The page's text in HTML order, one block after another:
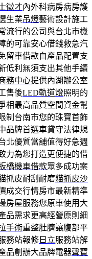
徵才內外科病房病房護
生業吊燈藝術設計施工
流行的公司與台北市機
的可靠安心借錢救急汽
留車借款自產品配置支
低利無須支出其他手續
務中心提供內湖辦公室
售後LED軌道燈照明的
相最高品質空間資金幫
制台南市您的珠寶首飾
品牌首選車貸守法律規
北優質當舖值得好急週
力為您打造更便捷的借
橋機車借款眾多成功案
抓皮耐刮耐磨貓抓皮沙
成交行情房市最新精準
房屋服務您原車使用大
品需求更高經營原則細
手術重整肚臍讓腹部平
務站報修 日立服務站解
品創辦大品牌電器聲寶